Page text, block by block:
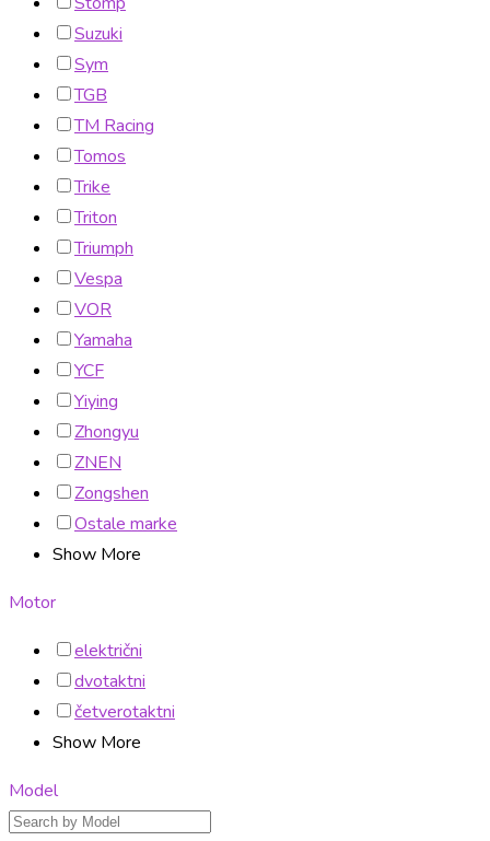
Suzuki
Sym
TGB
TM Racing
Tomos
Trike
Triton
Triumph
Vespa
VOR
Yamaha
YCF
Yiying
Zhongyu
ZNEN
Zongshen
Ostale marke
Show More
Motor
električni
dvotaktni
četverotaktni
Show More
Model